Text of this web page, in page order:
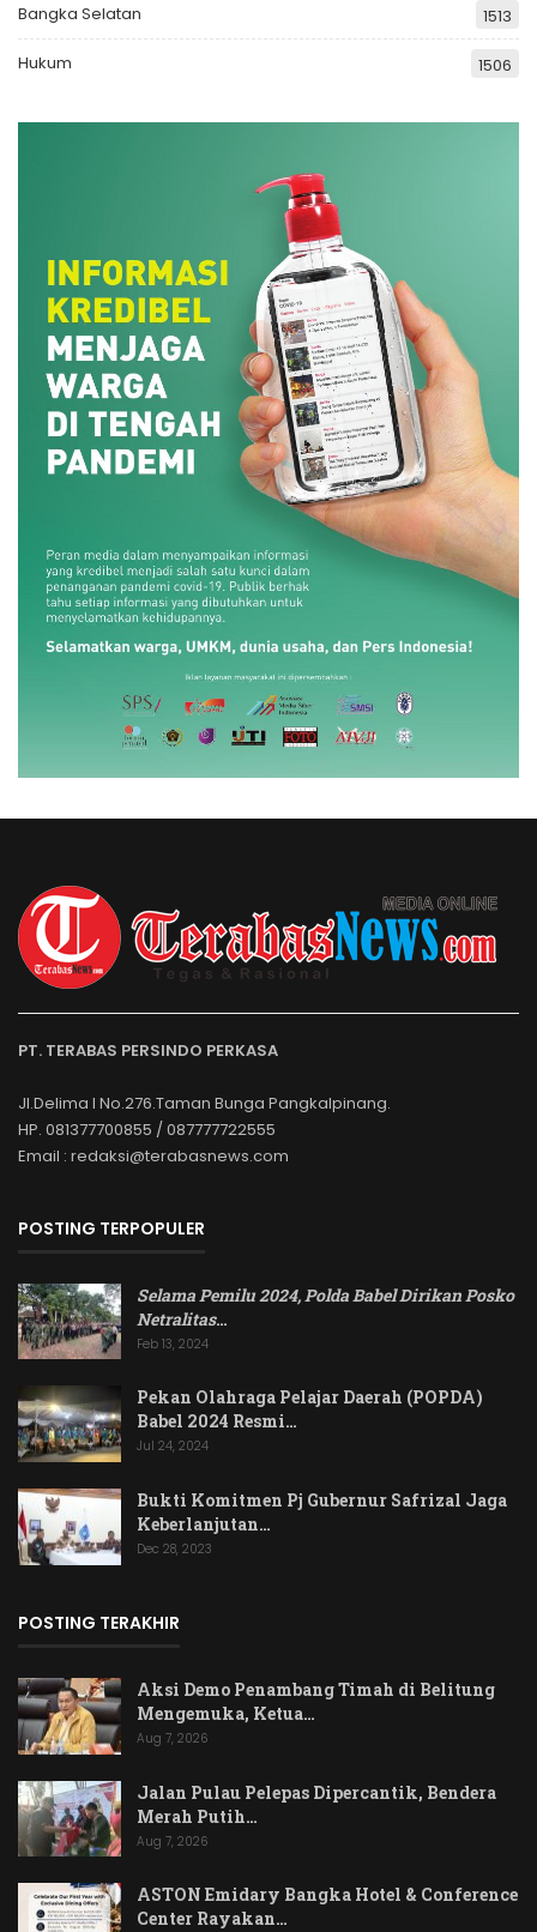
Bangka Selatan 1513
Hukum 1506
PT. TERABAS PERSINDO PERKASA
Jl.Delima I No.276.Taman Bunga Pangkalpinang.
HP. 081377700855 / 087777722555
Email : redaksi@terabasnews.com
POSTING TERPOPULER
Selama Pemilu 2024, Polda Babel Dirikan Posko
Netralitas…
Feb 13, 2024
Pekan Olahraga Pelajar Daerah (POPDA)
Babel 2024 Resmi…
Jul 24, 2024
Bukti Komitmen Pj Gubernur Safrizal Jaga
Keberlanjutan…
Dec 28, 2023
POSTING TERAKHIR
Aksi Demo Penambang Timah di Belitung
Mengemuka, Ketua…
Aug 7, 2026
Jalan Pulau Pelepas Dipercantik, Bendera
Merah Putih…
Aug 7, 2026
ASTON Emidary Bangka Hotel & Conference
Center Rayakan…